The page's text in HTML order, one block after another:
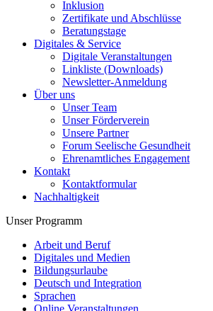
Inklusion
Zertifikate und Abschlüsse
Beratungstage
Digitales & Service
Digitale Veranstaltungen
Linkliste (Downloads)
Newsletter-Anmeldung
Über uns
Unser Team
Unser Förderverein
Unsere Partner
Forum Seelische Gesundheit
Ehrenamtliches Engagement
Kontakt
Kontaktformular
Nachhaltigkeit
Unser Programm
Arbeit und Beruf
Digitales und Medien
Bildungsurlaube
Deutsch und Integration
Sprachen
Online Veranstaltungen